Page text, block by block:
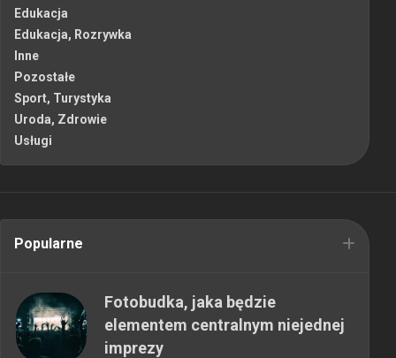
Edukacja
Edukacja, Rozrywka
Inne
Pozostałe
Sport, Turystyka
Uroda, Zdrowie
Usługi
Popularne
Fotobudka, jaka będzie
elementem centralnym niejednej
imprezy